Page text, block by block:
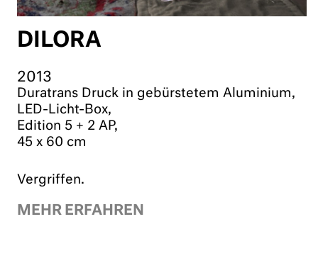
DILORA
2013
Duratrans Druck in gebürstetem Aluminium,
LED-Licht-Box,
Edition 5 + 2 AP,
45 x 60 cm
Vergriffen.
MEHR ERFAHREN